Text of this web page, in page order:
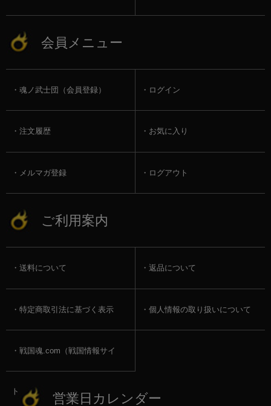
会員メニュー
魂ノ武士団（会員登録） ログイン
注文履歴 お気に入り
メルマガ登録 ログアウト
ご利用案内
送料について 返品について
特定商取引法に基づく表示 個人情報の取り扱いについて
戦国魂.com（戦国情報サイ
ト） 営業日カレンダー